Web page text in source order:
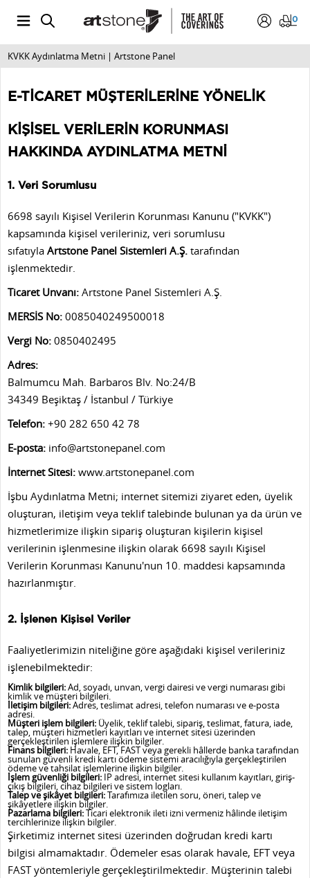
0
KVKK Aydınlatma Metni | Artstone Panel
E-TİCARET MÜŞTERİLERİNE YÖNELİK
KİŞİSEL VERİLERİN KORUNMASI
HAKKINDA AYDINLATMA METNİ
1. Veri Sorumlusu
6698 sayılı Kişisel Verilerin Korunması Kanunu ("KVKK")
kapsamında kişisel verileriniz, veri sorumlusu
sıfatıyla Artstone Panel Sistemleri A.Ş. tarafından
işlenmektedir.
Ticaret Unvanı: Artstone Panel Sistemleri A.Ş.
MERSİS No: 0085040249500018
Vergi No: 0850402495
Adres:
Balmumcu Mah. Barbaros Blv. No:24/B
34349 Beşiktaş / İstanbul / Türkiye
Telefon: +90 282 650 42 78
E-posta: info@artstonepanel.com
İnternet Sitesi: www.artstonepanel.com
İşbu Aydınlatma Metni; internet sitemizi ziyaret eden, üyelik
oluşturan, iletişim veya teklif talebinde bulunan ya da ürün ve
hizmetlerimize ilişkin sipariş oluşturan kişilerin kişisel
verilerinin işlenmesine ilişkin olarak 6698 sayılı Kişisel
Verilerin Korunması Kanunu'nun 10. maddesi kapsamında
hazırlanmıştır.
2. İşlenen Kişisel Veriler
Faaliyetlerimizin niteliğine göre aşağıdaki kişisel verileriniz
işlenebilmektedir:
Kimlik bilgileri:Ad, soyadı, unvan, vergi dairesi ve vergi numarası gibi
kimlik ve müşteri bilgileri.
İletişim bilgileri:Adres, teslimat adresi, telefon numarası ve e-posta
adresi.
Müşteri işlem bilgileri: Üyelik, teklif talebi, sipariş, teslimat, fatura, iade,
talep, müşteri hizmetleri kayıtları ve internet sitesi üzerinden
gerçekleştirilen işlemlere ilişkin bilgiler.
Finans bilgileri: Havale, EFT, FAST veya gerekli hâllerde banka tarafından
sunulan güvenli kredi kartı ödeme sistemi aracılığıyla gerçekleştirilen
ödeme ve tahsilat işlemlerine ilişkin bilgiler.
İşlem güvenliği bilgileri: IP adresi, internet sitesi kullanım kayıtları, giriş-
çıkış bilgileri, cihaz bilgileri ve sistem logları.
Talep ve şikâyet bilgileri:Tarafımıza iletilen soru, öneri, talep ve
şikâyetlere ilişkin bilgiler.
Pazarlama bilgileri:Ticari elektronik ileti izni vermeniz hâlinde iletişim
tercihlerinize ilişkin bilgiler.
Şirketimiz internet sitesi üzerinden doğrudan kredi kartı
bilgisi almamaktadır. Ödemeler esas olarak havale, EFT veya
FAST yöntemleriyle gerçekleştirilmektedir. Müşterinin talebi